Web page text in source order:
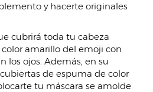
y hacerte originales
cubrirá toda tu cabeza
amarillo del emoji con
los ojos. Además, en su
de espuma de color
tu máscara se amolde